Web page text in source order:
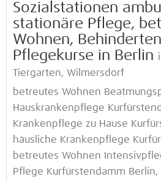
Sozialstationen
stationäre Pflege,
Wohnen,
Pflegekurse in Berlin
Tiergarten, Wilmersdorf
betreutes Wohnen
Hauskrankenpflege
Krankenpflege zu Hause
häusliche Krankenpflege
betreutes Wohnen
Pflege Kurfürstendamm Berlin,